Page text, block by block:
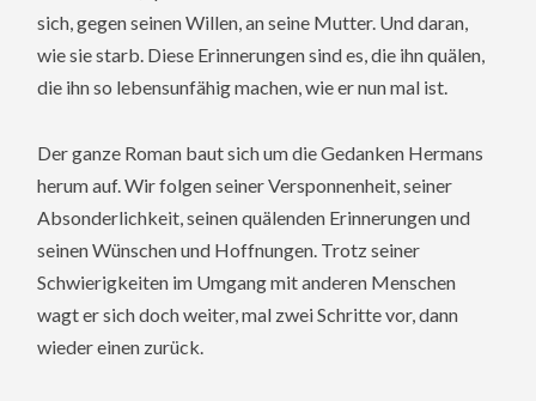
sich, gegen seinen Willen, an seine Mutter. Und daran,
wie sie starb. Diese Erinnerungen sind es, die ihn quälen,
die ihn so lebensunfähig machen, wie er nun mal ist.
Der ganze Roman baut sich um die Gedanken Hermans
herum auf. Wir folgen seiner Versponnenheit, seiner
Absonderlichkeit, seinen quälenden Erinnerungen und
seinen Wünschen und Hoffnungen. Trotz seiner
Schwierigkeiten im Umgang mit anderen Menschen
wagt er sich doch weiter, mal zwei Schritte vor, dann
wieder einen zurück.